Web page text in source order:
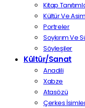
Kitap
Kültür Ve
Portreler
Soykırım Ve
Söyleşiler
Kültür/Sanat
Anadili
Xabze
Atasözü
Çerkes